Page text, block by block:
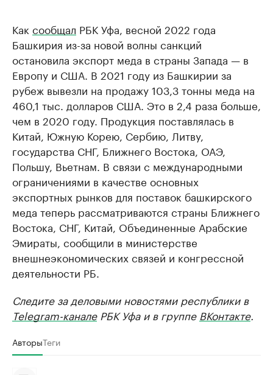
Как сообщал РБК Уфа, весной 2022 года
Башкирия из-за новой волны санкций
остановила экспорт меда в страны Запада — в
Европу и США. В 2021 году из Башкирии за
рубеж вывезли на продажу 103,3 тонны меда на
460,1 тыс. долларов США. Это в 2,4 раза больше,
чем в 2020 году. Продукция поставлялась в
Китай, Южную Корею, Сербию, Литву,
государства СНГ, Ближнего Востока, ОАЭ,
Польшу, Вьетнам. В связи с международными
ограничениями в качестве основных
экспортных рынков для поставок башкирского
меда теперь рассматриваются страны Ближнего
Востока, СНГ, Китай, Объединенные Арабские
Эмираты, сообщили в министерстве
внешнеэкономических связей и конгрессной
деятельности РБ.
Следите за деловыми новостями республики в
Telegram-каналеРБК Уфа и в группе ВКонтакте.
АвторыТеги